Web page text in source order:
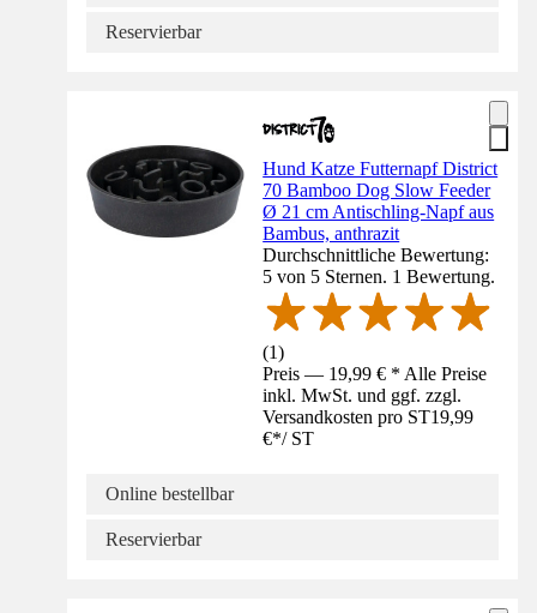
Reservierbar
Hund Katze Futternapf District
70 Bamboo Dog Slow Feeder
Ø 21 cm Antischling-Napf aus
Bambus, anthrazit
Durchschnittliche Bewertung:
5 von 5 Sternen. 1 Bewertung.
(1)
Preis — 19,99 € * Alle Preise
inkl. MwSt. und ggf. zzgl.
Versandkosten pro ST19,99
€*/ ST
Online bestellbar
Reservierbar